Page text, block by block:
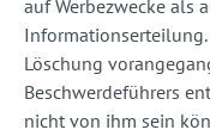
auf Werbezwecke als
Löschung
Beschwerdeführers
nicht von ihm sein